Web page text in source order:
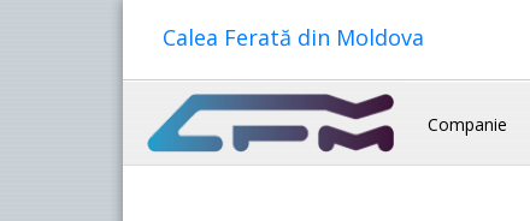
Calea Ferată din Moldova
Companie